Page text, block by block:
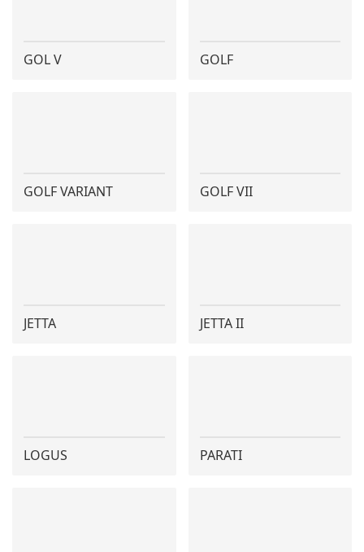
GOL V GOLF
GOLF VARIANT GOLF VII
JETTA JETTA II
LOGUS PARATI